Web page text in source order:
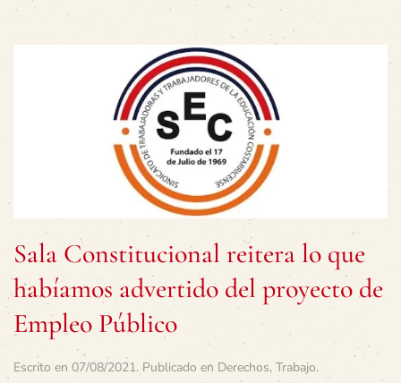
Sala Constitucional reitera lo que
habíamos advertido del proyecto de
Empleo Público
Escrito en 07/08/2021. Publicado en Derechos, Trabajo.